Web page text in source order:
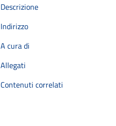
Descrizione
Indirizzo
A cura di
Allegati
Contenuti correlati